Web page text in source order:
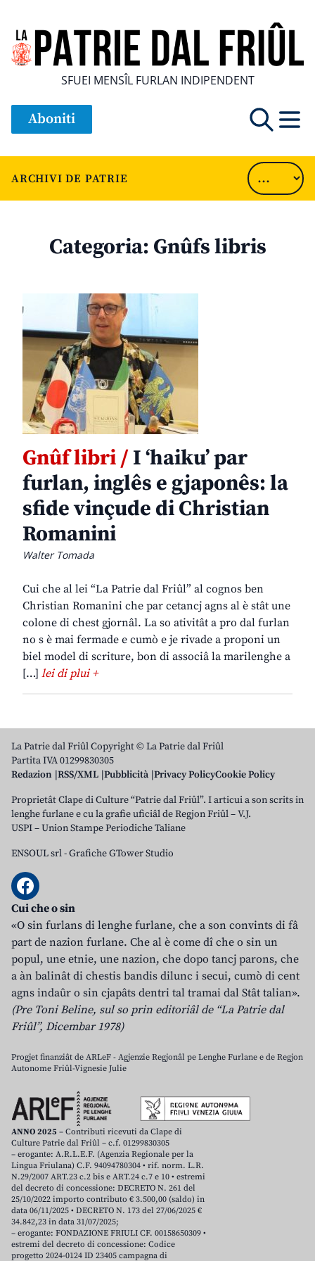
SFUEI MENSÎL FURLAN INDIPENDENT
Aboniti
ARCHIVI DE PATRIE
Categoria: Gnûfs libris
Gnûf libri /I ‘haiku’ par
furlan, inglês e gjaponês: la
sfide vinçude di Christian
Romanini
Walter Tomada
Cui che al lei “La Patrie dal Friûl” al cognos ben
Christian Romanini che par cetancj agns al è stât une
colone di chest gjornâl. La so ativitât a pro dal furlan
no s è mai fermade e cumò e je rivade a proponi un
biel model di scriture, bon di associâ la marilenghe a
[…] lei di plui +
La Patrie dal Friûl Copyright © La Patrie dal Friûl
Partita IVA 01299830305
Redazion RSS/XML Pubblicità Privacy PolicyCookie Policy
Proprietât Clape di Culture “Patrie dal Friûl”. I articui a son scrits in
lenghe furlane e cu la grafie uficiâl de Regjon Friûl – V.J.
USPI – Union Stampe Periodiche Taliane
ENSOUL srl-Grafiche GTower Studio
Cui che o sin
«O sin furlans di lenghe furlane, che a son convints di fâ
part de nazion furlane. Che al è come dî che o sin un
popul, une etnie, une nazion, che dopo tancj parons, che
a àn balinât di chestis bandis dilunc i secui, cumò di cent
agns indaûr o sin cjapâts dentri tal tramai dal Stât talian».
(Pre Toni Beline, sul so prin editoriâl de “La Patrie dal
Friûl”, Dicembar 1978)
Progjet finanziât de ARLeF - Agjenzie Regjonâl pe Lenghe Furlane e de Regjon
Autonome Friûl-Vignesie Julie
ANNO 2025 – Contributi ricevuti da Clape di
Culture Patrie dal Friûl – c.f. 01299830305
– erogante: A.R.L.E.F. (Agenzia Regionale per la
Lingua Friulana) C.F. 94094780304 • rif. norm. L.R.
N.29/2007 ART.23 c.2 bis e ART.24 c.7 e 10 • estremi
del decreto di concessione: DECRETO N. 261 del
25/10/2022 importo contributo € 3.500,00 (saldo) in
data 06/11/2025 • DECRETO N. 173 del 27/06/2025 €
34.842,23 in data 31/07/2025;
– erogante: FONDAZIONE FRIULI CF. 00158650309 •
estremi del decreto di concessione: Codice
progetto 2024-0124 ID 23405 campagna di